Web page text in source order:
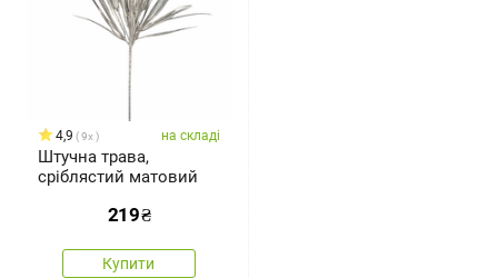
4,9 9x на складі
Штучна трава,
сріблястий матовий
219₴
Купити